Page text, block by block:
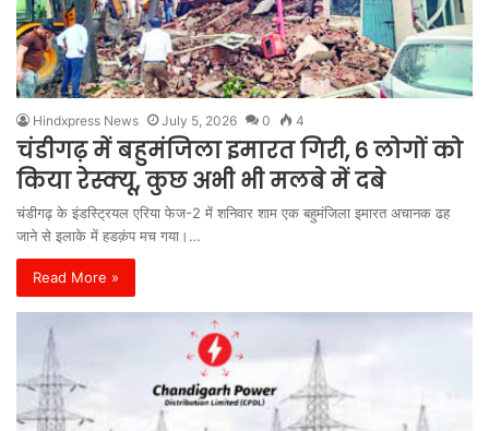
Hindxpress News July 5, 2026 0 4
चंडीगढ़ में बहुमंजिला इमारत गिरी, 6 लोगों को
किया रेस्क्यू, कुछ अभी भी मलबे में दबे
चंडीगढ़ के इंडस्ट्रियल एरिया फेज-2 में शनिवार शाम एक बहुमंजिला इमारत अचानक ढह
जाने से इलाके में हडक़ंप मच गया।…
Read More »